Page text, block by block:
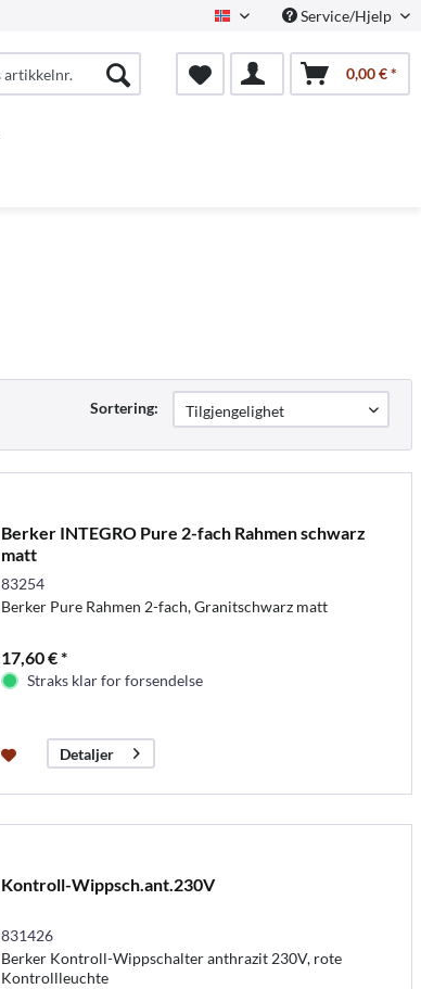
NorwegianService/Hjelp
0,00 € *
Sortering:
Berker INTEGRO Pure 2-fach Rahmen schwarz
matt
83254
Berker Pure Rahmen 2-fach, Granitschwarz matt
17,60 € *
Straks klar for forsendelse
Detaljer
Kontroll-Wippsch.ant.230V
831426
Berker Kontroll-Wippschalter anthrazit 230V, rote
Kontrollleuchte